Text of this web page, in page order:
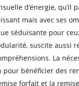
d’énergie, qu’il
mais avec ses
séduisante pour
suscite aussi
La
pour bénéficier des
forfait et la